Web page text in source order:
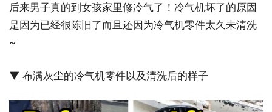
后来男子真的到女孩家里修冷气了！冷气机坏了的原因
是因为已经很陈旧了而且还因为冷气机零件太久未清洗
~
▼ 布满灰尘的冷气机零件以及清洗后的样子